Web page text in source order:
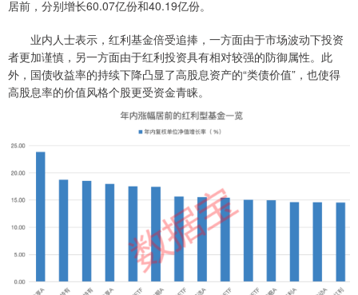
居前，分别增长60.07亿份和40.19亿份。
业内人士表示，红利基金倍受追捧，一方面由于市场波动下投资
者更加谨慎，另一方面由于红利投资具有相对较强的防御属性。此
外，国债收益率的持续下降凸显了高股息资产的“类债价值”，也使得
高股息率的价值风格个股更受资金青睐。